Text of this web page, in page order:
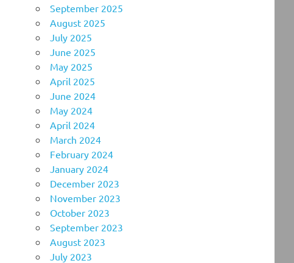
September 2025
August 2025
July 2025
June 2025
May 2025
April 2025
June 2024
May 2024
April 2024
March 2024
February 2024
January 2024
December 2023
November 2023
October 2023
September 2023
August 2023
July 2023